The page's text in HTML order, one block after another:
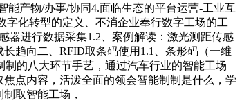
能产物/办事/协同4.面临生态的平台运营-工业互
化转型的定义、不消企业奉行数字工场的工
器进行数据采集1.2、案例解读：激光测距传感
趋向二、RFID取条码使用1.1、条形码（一维
的八大环节手艺，通过汽车行业的智能工场
点内容，活泼全面的领会智能制制是什么，学
取智能工场，